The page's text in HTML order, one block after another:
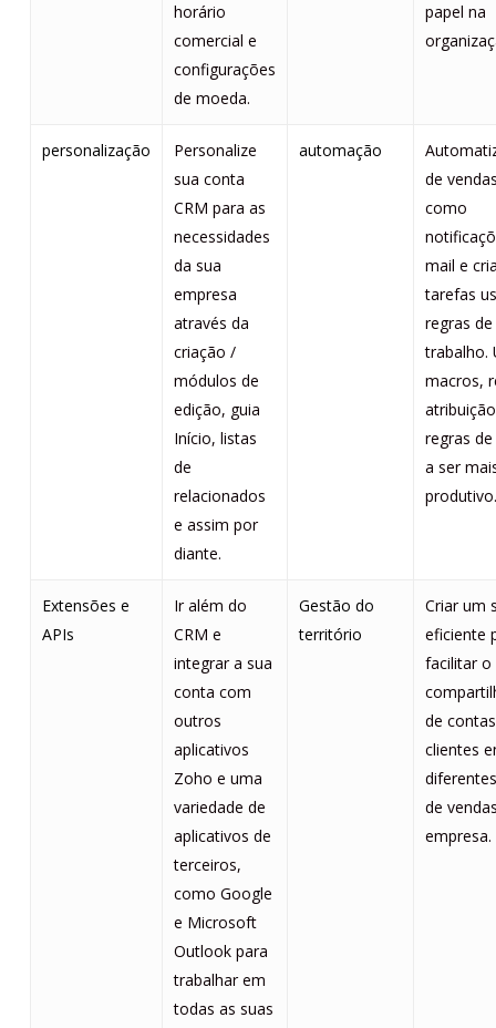
horário
comercial e
configurações
de moeda.
papel na
personalização
Personalize
sua conta
CRM para as
necessidades
da sua
empresa
através da
criação /
módulos de
edição, guia
Início, listas
de
relacionados
e assim por
diante.
automação
de
como
mail e
tarefas
regras
trabalho.
macros,
regras
a ser
produtivo.
Extensões e
APIs
Ir além do
CRM e
integrar a sua
conta com
outros
aplicativos
Zoho e uma
variedade de
aplicativos de
terceiros,
como Google
e Microsoft
Outlook para
trabalhar em
todas as suas
Gestão do
território
Criar um
eficiente
facilitar o
de
clientes
de
empresa.